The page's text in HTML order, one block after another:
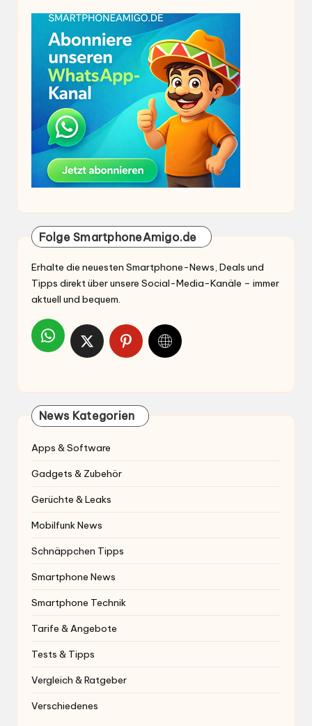
Folge SmartphoneAmigo.de
Erhalte die neuesten Smartphone-News, Deals und
Tipps direkt über unsere Social-Media-Kanäle – immer
aktuell und bequem.
News Kategorien
Apps & Software
Gadgets & Zubehör
Gerüchte & Leaks
Mobilfunk News
Schnäppchen Tipps
Smartphone News
Smartphone Technik
Tarife & Angebote
Tests & Tipps
Vergleich & Ratgeber
Verschiedenes